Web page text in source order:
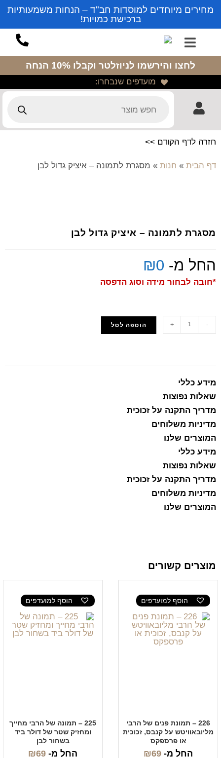
מחירים מיוחדים למוסדות חב"ד – הנחות משמעותיות
ברכישת כמויות!
לחצו והירשמו לניוזלטר וקבלו 10% הנחה
מועדפים שנבחרו:
חזרה לדף הקודם >>
דף הבית » חנות » מסגרת לתמונה – איציק גדול לבן
מסגרת לתמונה – איציק גדול לבן
החל מ- ₪0
*חובה לבחור מידה וסוג הדפסה
-
+ הוספה לסל
מידע כללי
שאלות נפוצות
מדריך התקנה על זכוכית
מדיניות משלוחים
המוצרים שלנו
מידע כללי
שאלות נפוצות
מדריך התקנה על זכוכית
מדיניות משלוחים
המוצרים שלנו
מוצרים קשורים
הוסף למועדפים
226 – תמונת פנים של הרבי
מליובאוויטש על קנבס, זכוכית
או פרספקס
החל מ- ₪69
הוסף למועדפים
225 – תמונה של הרבי מחייך
ומחזיק שטר של דולר ביד
בשחור לבן
החל מ- ₪69